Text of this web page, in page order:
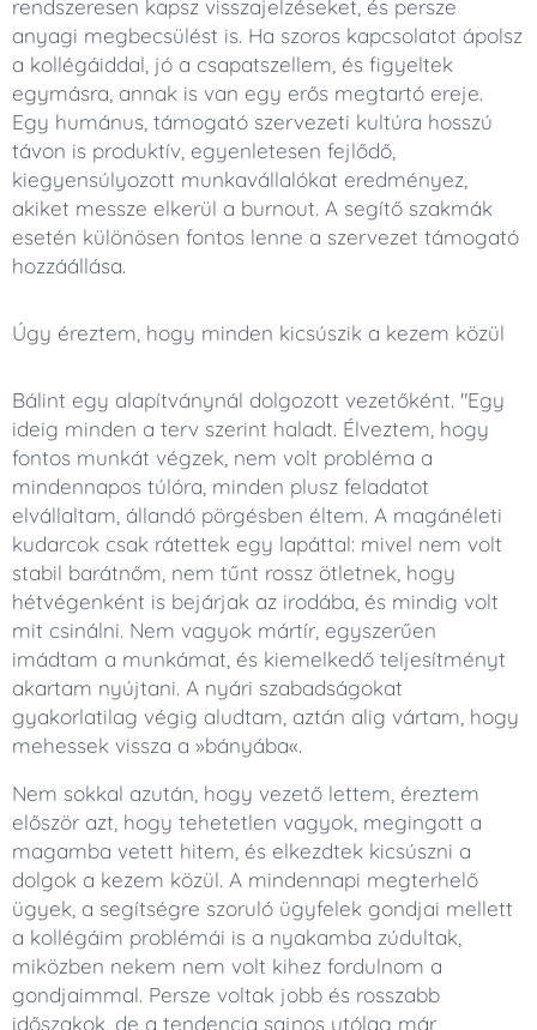
rendszeresen kapsz visszajelzéseket, és persze
anyagi megbecsülést is. Ha szoros kapcsolatot ápolsz
a kollégáiddal, jó a csapatszellem, és figyeltek
egymásra, annak is van egy erős megtartó ereje.
Egy humánus, támogató szervezeti kultúra hosszú
távon is produktív, egyenletesen fejlődő,
kiegyensúlyozott munkavállalókat eredményez,
akiket messze elkerül a burnout. A segítő szakmák
esetén különösen fontos lenne a szervezet támogató
hozzáállása.
Úgy éreztem, hogy minden kicsúszik a kezem közül
Bálint egy alapítványnál dolgozott vezetőként. "Egy
ideig minden a terv szerint haladt. Élveztem, hogy
fontos munkát végzek, nem volt probléma a
mindennapos túlóra, minden plusz feladatot
elvállaltam, állandó pörgésben éltem. A magánéleti
kudarcok csak rátettek egy lapáttal: mivel nem volt
stabil barátnőm, nem tűnt rossz ötletnek, hogy
hétvégenként is bejárjak az irodába, és mindig volt
mit csinálni. Nem vagyok mártír, egyszerűen
imádtam a munkámat, és kiemelkedő teljesítményt
akartam nyújtani. A nyári szabadságokat
gyakorlatilag végig aludtam, aztán alig vártam, hogy
mehessek vissza a »bányába«.
Nem sokkal azután, hogy vezető lettem, éreztem
először azt, hogy tehetetlen vagyok, megingott a
magamba vetett hitem, és elkezdtek kicsúszni a
dolgok a kezem közül. A mindennapi megterhelő
ügyek, a segítségre szoruló ügyfelek gondjai mellett
a kollégáim problémái is a nyakamba zúdultak,
miközben nekem nem volt kihez fordulnom a
gondjaimmal. Persze voltak jobb és rosszabb
időszakok, de a tendencia sajnos utólag már